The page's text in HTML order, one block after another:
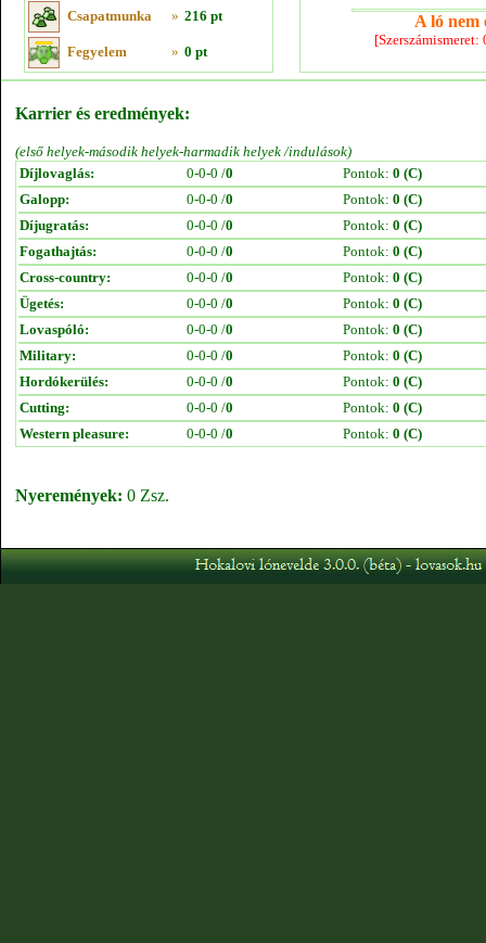
Csapatmunka » 216 pt
Fegyelem » 0 pt
A ló nem
Karrier és eredmények:
(első helyek-második helyek-harmadik helyek /indulások)
Díjlovaglás:
0-0-0 /0 Pontok: 0 (C)
Galopp:
0-0-0 /0 Pontok: 0 (C)
Díjugratás:
0-0-0 /0 Pontok: 0 (C)
Fogathajtás:
0-0-0 /0 Pontok: 0 (C)
Cross-country:
0-0-0 /0 Pontok: 0 (C)
Ügetés:
0-0-0 /0 Pontok: 0 (C)
Lovaspóló:
0-0-0 /0 Pontok: 0 (C)
Military:
0-0-0 /0 Pontok: 0 (C)
Hordókerülés:
0-0-0 /0 Pontok: 0 (C)
Cutting:
0-0-0 /0 Pontok: 0 (C)
Western pleasure:
0-0-0 /0 Pontok: 0 (C)
Nyeremények: 0 Zsz.